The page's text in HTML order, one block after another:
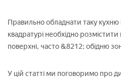
Правильно обладнати таку кухню
квадратурі необхідно
поверхні, часто &8212; обідню
У цій статті ми поговоримо про